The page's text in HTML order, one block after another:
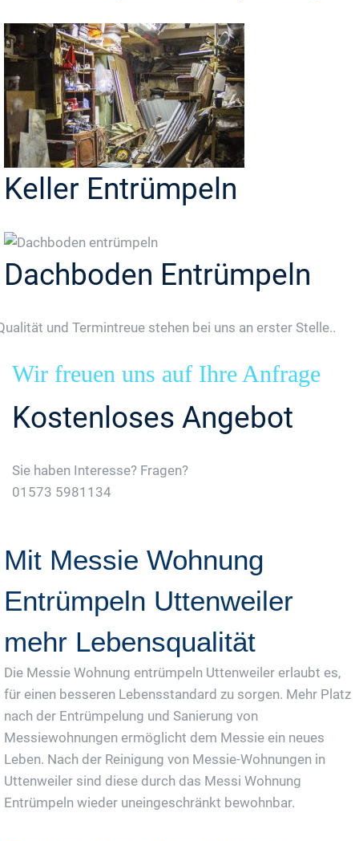
Keller Entrümpeln
Dachboden Entrümpeln
und Termintreue stehen bei uns an erster Stelle..
Wir freuen uns auf Ihre Anfrage
Kostenloses Angebot
Sie haben Interesse? Fragen?
01573 5981134
Mit Messie Wohnung
Entrümpeln Uttenweiler
mehr Lebensqualität
Die Messie Wohnung entrümpeln Uttenweiler erlaubt es,
für einen besseren Lebensstandard zu sorgen. Mehr Platz
nach der Entrümpelung und Sanierung von
Messiewohnungen ermöglicht dem Messie ein neues
Leben. Nach der Reinigung von Messie-Wohnungen in
Uttenweiler sind diese durch das Messi Wohnung
Entrümpeln wieder uneingeschränkt bewohnbar.